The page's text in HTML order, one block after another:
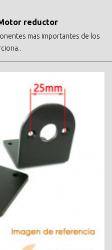
reductor
mas importantes de los